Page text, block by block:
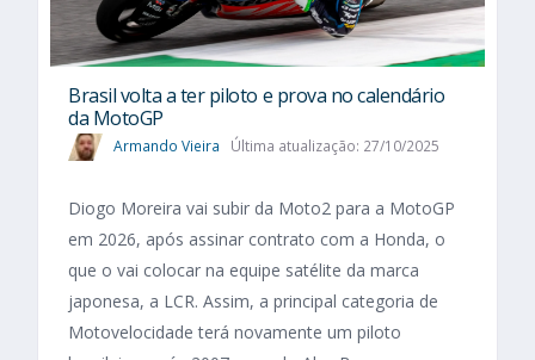
Brasil volta a ter piloto e prova no calendário
da MotoGP
Armando Vieira Última atualização: 27/10/2025
Diogo Moreira vai subir da Moto2 para a MotoGP
em 2026, após assinar contrato com a Honda, o
que o vai colocar na equipe satélite da marca
japonesa, a LCR. Assim, a principal categoria de
Motovelocidade terá novamente um piloto